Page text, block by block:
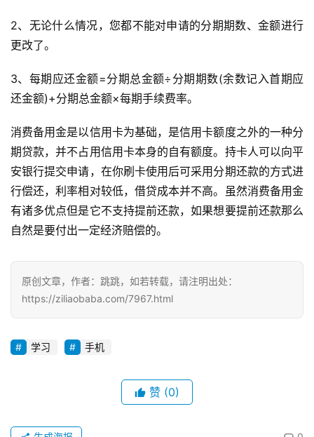
稿
2、无论什么情况，您都不能对申请的分期期数、金额进行
更改了。
3、每期应还金额=分期总金额÷分期期数(余数记入首期应
还金额)+分期总金额×每期手续费率。
消费备用金是以信用卡为基础，是信用卡额度之外的一种分
期贷款，并不占用信用卡本身的自有额度。持卡人可以向平
安银行提交申请，在你刷卡使用后可采用分期还款的方式进
行偿还，利率相对较低，借贷成本并不高。虽然消费备用金
有诸多优点但是它不支持提前还款，如果想要提前还款那么
自然是要付出一定经济赔偿的。
原创文章，作者：跳跳，如若转载，请注明出处：
https://ziliaobaba.com/7967.html
学习 手机
赞 (0)